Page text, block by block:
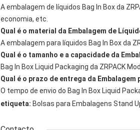
A embalagem de líquidos Bag In Box da
economia, etc.
Qual é o material da Embalagem de
A embalagem para líquidos Bag In Box da
Qual é o tamanho e a capacidade da
Bag In Box Liquid Packaging da ZRPACK
Qual é o prazo de entrega da Embalagem
O tempo de envio do Bag In Box Liquid
etiqueta: Bolsas para Embalagens Stand